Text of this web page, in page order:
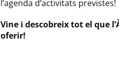
l’agenda d’activitats previstes!
Vine i descobreix tot el que
oferir!